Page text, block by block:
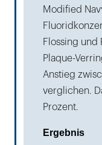
Modified
Flossing und
Plaque-
Anstieg
verglichen.
Prozent.
Ergebnis